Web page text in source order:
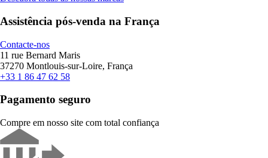
Assistência pós-venda na França
Contacte-nos
11 rue Bernard Maris
37270 Montlouis-sur-Loire, França
+33 1 86 47 62 58
Pagamento seguro
Compre em nosso site com total confiança